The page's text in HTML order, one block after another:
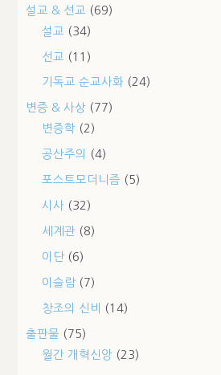
설교 & 선교
(69)
설교
(34)
선교 (11)
기독교 순교사화 (24)
변증 & 사상 (77)
변증학 (2)
공산주의 (4)
포스트모더니즘 (5)
시사 (32)
세계관 (8)
이단 (6)
이슬람 (7)
창조의 신비 (14)
출판물 (75)
월간 개혁신앙 (23)